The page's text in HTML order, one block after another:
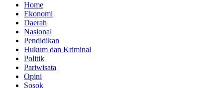
Home
Ekonomi
Daerah
Nasional
Pendidikan
Hukum dan Kriminal
Politik
Pariwisata
Opini
Sosok